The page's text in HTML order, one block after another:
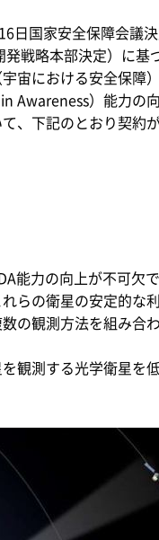
日国家安全保障会議
戦略本部決定）に基
宙における安全保障
Awareness）能力の
、下記のとおり契約が
能力の向上が不可欠
らの衛星の安定的な
の観測方法を組み合
観測する光学衛星を